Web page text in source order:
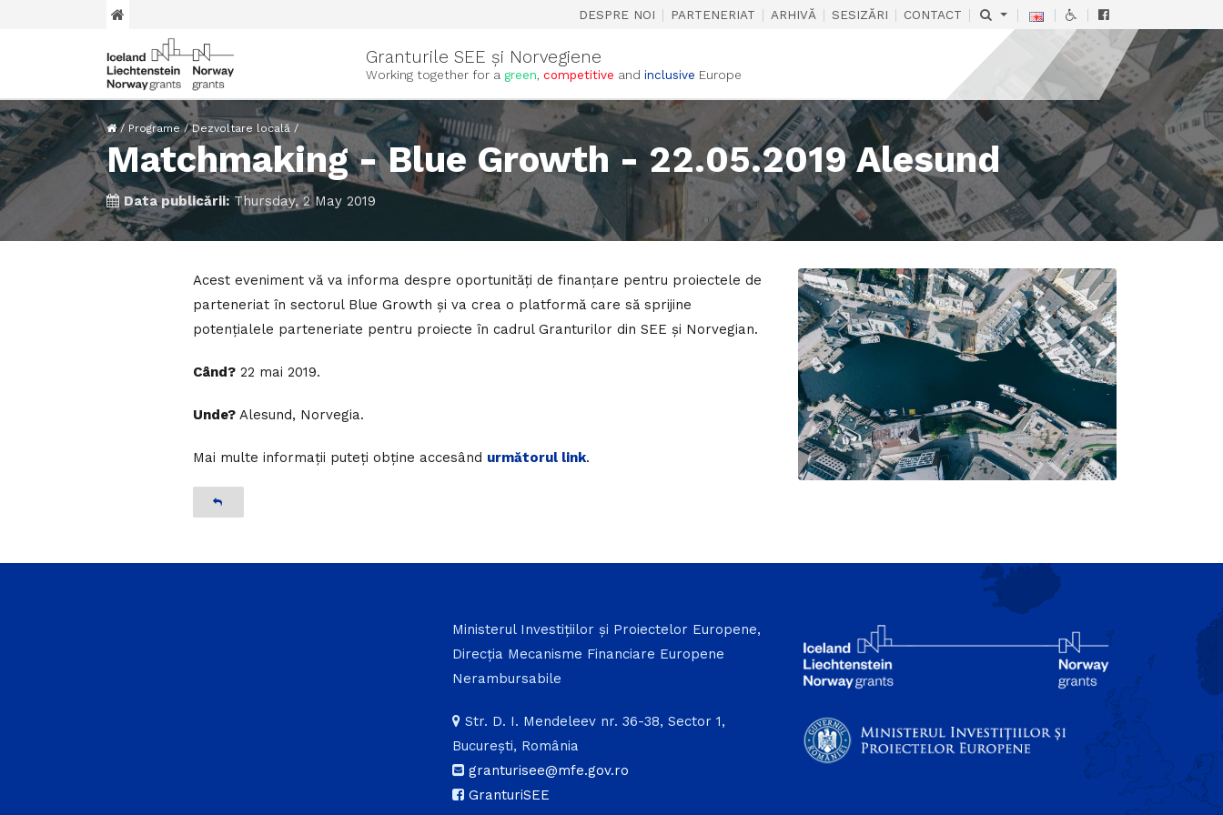
DESPRE NOI | PARTENERIAT | ARHIVĂ | SESIZĂRI | CONTACT | | | |
Granturile SEE și Norvegiene
Working together for a green, competitive and inclusive Europe
/ Programe/Dezvoltare locală /
Matchmaking - Blue Growth - 22.05.2019 Alesund
Data publicării: Thursday, 2 May 2019
Acest eveniment vă va informa despre oportunități de finanțare pentru proiectele de
parteneriat în sectorul Blue Growth și va crea o platformă care să sprijine
potențialele parteneriate pentru proiecte în cadrul Granturilor din SEE și Norvegian.
Când? 22 mai 2019.
Unde? Alesund, Norvegia.
Mai multe informații puteți obține accesând următorul link.
Ministerul Investițiilor și Proiectelor Europene,
Direcția Mecanisme Financiare Europene
Nerambursabile
Str. D. I. Mendeleev nr. 36-38, Sector 1,
București, România
granturisee@mfe.gov.ro
GranturiSEE